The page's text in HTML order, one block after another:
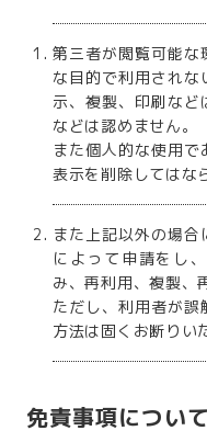
第三者が閲覧可能
な目的で利用され
示、複製、印刷な
などは認めません。
また個人的な使用
表示を削除してはな
また上記以外の場
によって申請をし
み、再利用、複製、
ただし、利用者が
方法は固くお断りい
免責事項について